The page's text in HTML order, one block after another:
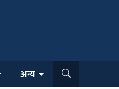
अन्य